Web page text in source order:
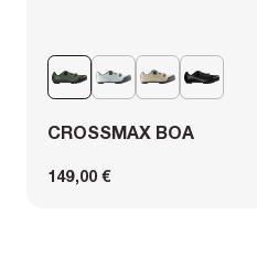
CROSSMAX BOA
149,00 €